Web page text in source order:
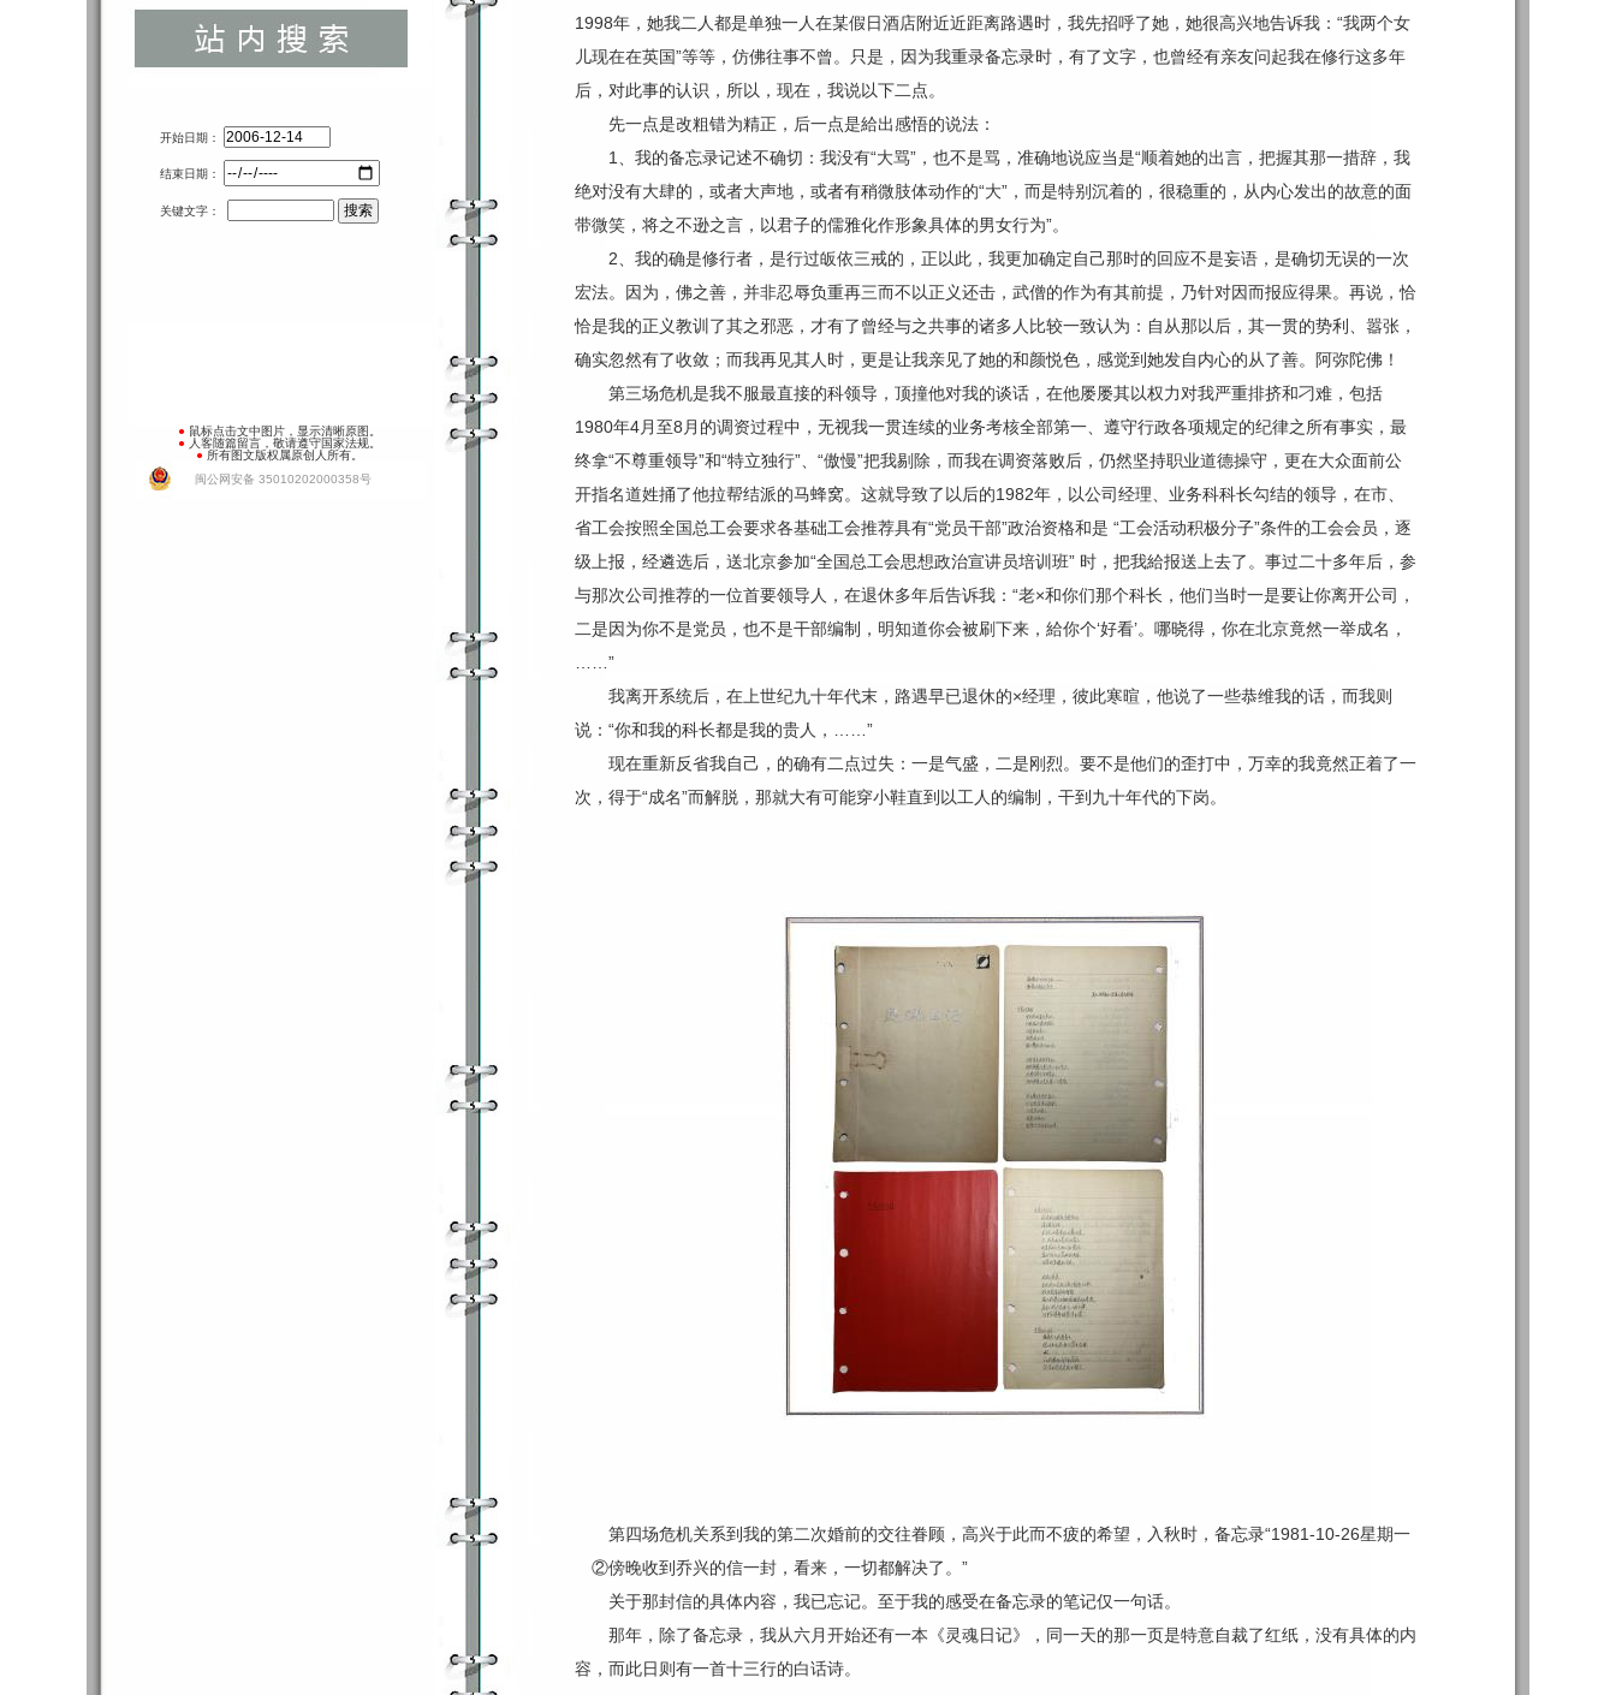
开始日期：
结束日期：
关键文字：
● 鼠标点击文中图片，显示清晰原图。
● 人客随篇留言，敬请遵守国家法规。
● 所有图文版权属原创人所有。
闽公网安备 35010202000358号
1998年，她我二人都是单独一人在某假日酒店附近近距离路遇时，我先招呼了她，她很高兴地告诉我：“我两个女
儿现在在英国”等等，仿佛往事不曾。只是，因为我重录备忘录时，有了文字，也曾经有亲友问起我在修行这多年
后，对此事的认识，所以，现在，我说以下二点。
先一点是改粗错为精正，后一点是給出感悟的说法：
1、我的备忘录记述不确切：我没有“大骂”，也不是骂，准确地说应当是“顺着她的出言，把握其那一措辞，我
绝对没有大肆的，或者大声地，或者有稍微肢体动作的“大”，而是特别沉着的，很稳重的，从内心发出的故意的面
带微笑，将之不逊之言，以君子的儒雅化作形象具体的男女行为”。
2、我的确是修行者，是行过皈依三戒的，正以此，我更加确定自己那时的回应不是妄语，是确切无误的一次
宏法。因为，佛之善，并非忍辱负重再三而不以正义还击，武僧的作为有其前提，乃针对因而报应得果。再说，恰
恰是我的正义教训了其之邪恶，才有了曾经与之共事的诸多人比较一致认为：自从那以后，其一贯的势利、嚣张，
确实忽然有了收敛；而我再见其人时，更是让我亲见了她的和颜悦色，感觉到她发自内心的从了善。阿弥陀佛！
第三场危机是我不服最直接的科领导，顶撞他对我的谈话，在他屡屡其以权力对我严重排挤和刁难，包括
1980年4月至8月的调资过程中，无视我一贯连续的业务考核全部第一、遵守行政各项规定的纪律之所有事实，最
终拿“不尊重领导”和“特立独行”、“傲慢”把我剔除，而我在调资落败后，仍然坚持职业道德操守，更在大众面前公
开指名道姓捅了他拉帮结派的马蜂窝。这就导致了以后的1982年，以公司经理、业务科科长勾结的领导，在市、
省工会按照全国总工会要求各基础工会推荐具有“党员干部”政治资格和是 “工会活动积极分子”条件的工会会员，逐
级上报，经遴选后，送北京参加“全国总工会思想政治宣讲员培训班” 时，把我給报送上去了。事过二十多年后，参
与那次公司推荐的一位首要领导人，在退休多年后告诉我：“老×和你们那个科长，他们当时一是要让你离开公司，
二是因为你不是党员，也不是干部编制，明知道你会被刷下来，給你个‘好看’。哪晓得，你在北京竟然一举成名，
……”
我离开系统后，在上世纪九十年代末，路遇早已退休的×经理，彼此寒暄，他说了一些恭维我的话，而我则
说：“你和我的科长都是我的贵人，……”
现在重新反省我自己，的确有二点过失：一是气盛，二是刚烈。要不是他们的歪打中，万幸的我竟然正着了一
次，得于“成名”而解脱，那就大有可能穿小鞋直到以工人的编制，干到九十年代的下岗。
第四场危机关系到我的第二次婚前的交往眷顾，高兴于此而不疲的希望，入秋时，备忘录“1981-10-26星期一
②傍晚收到乔兴的信一封，看来，一切都解决了。”
关于那封信的具体内容，我已忘记。至于我的感受在备忘录的笔记仅一句话。
那年，除了备忘录，我从六月开始还有一本《灵魂日记》，同一天的那一页是特意自裁了红纸，没有具体的内
容，而此日则有一首十三行的白话诗。